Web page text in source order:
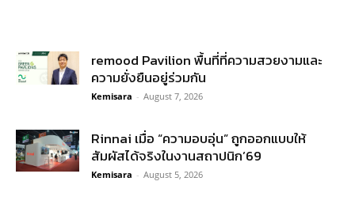
remood Pavilion พื้นที่ที่ความสวยงามและ
ความยั่งยืนอยู่ร่วมกัน
Kemisara - August 7, 2026
Rinnai เมื่อ “ความอบอุ่น” ถูกออกแบบให้
สัมผัสได้จริงในงานสถาปนิก’69
Kemisara - August 5, 2026